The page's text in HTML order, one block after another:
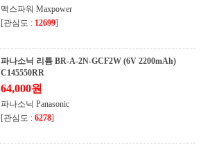
맥스파워 Maxpower
[관심도 : 12699]
파나소닉 리튬 BR-A-2N-GCF2W (6V 2200mAh)
C145550RR
64,000원
파나소닉 Panasonic
[관심도 : 6278]